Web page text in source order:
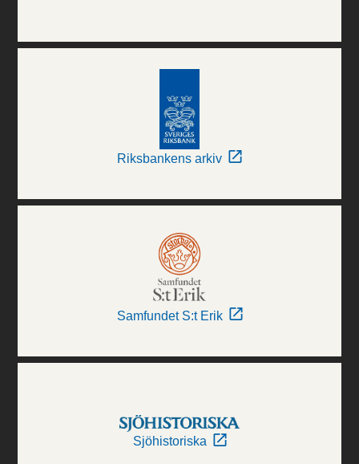
Riksbankens arkiv
Samfundet S:t Erik
Sjöhistoriska